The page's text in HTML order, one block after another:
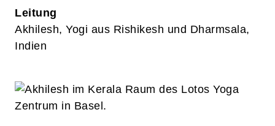
Leitung
Akhilesh, Yogi aus Rishikesh und Dharmsala,
Indien